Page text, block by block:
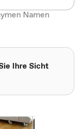
Namen
Ihre Sicht